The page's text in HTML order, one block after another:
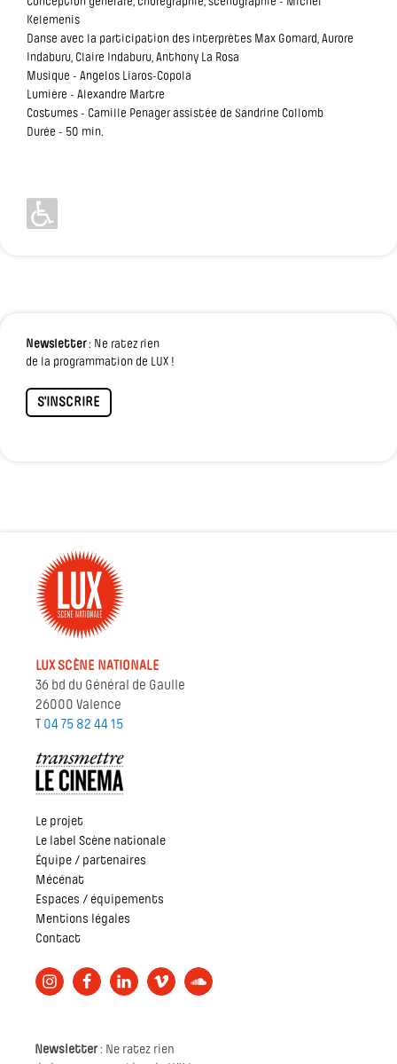
Kelemenis
Danse avec la participation des interprètes Max Gomard, Aurore
Indaburu, Claire Indaburu, Anthony La Rosa
Musique - Angelos Liaros-Copola
Lumière - Alexandre Martre
Costumes - Camille Penager assistée de Sandrine Collomb
Durée - 50 min.
Newsletter: Ne ratez rien
de la programmation de LUX !
S'INSCRIRE
LUX SCÈNE NATIONALE
36 bd du Général de Gaulle
26000 Valence
T 04 75 82 44 15
Le projet
Le label Scène nationale
Équipe / partenaires
Mécénat
Espaces / équipements
Mentions légales
Contact
Newsletter: Ne ratez rien